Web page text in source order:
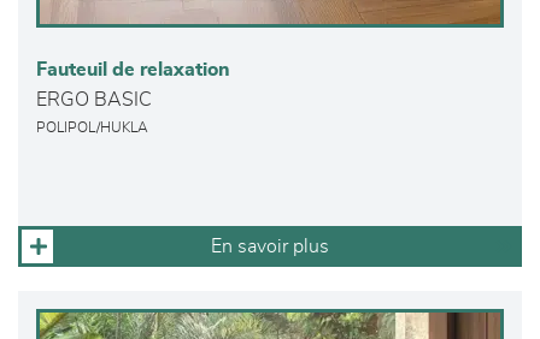
Fauteuil de relaxation
ERGO BASIC
POLIPOL/HUKLA
En savoir plus